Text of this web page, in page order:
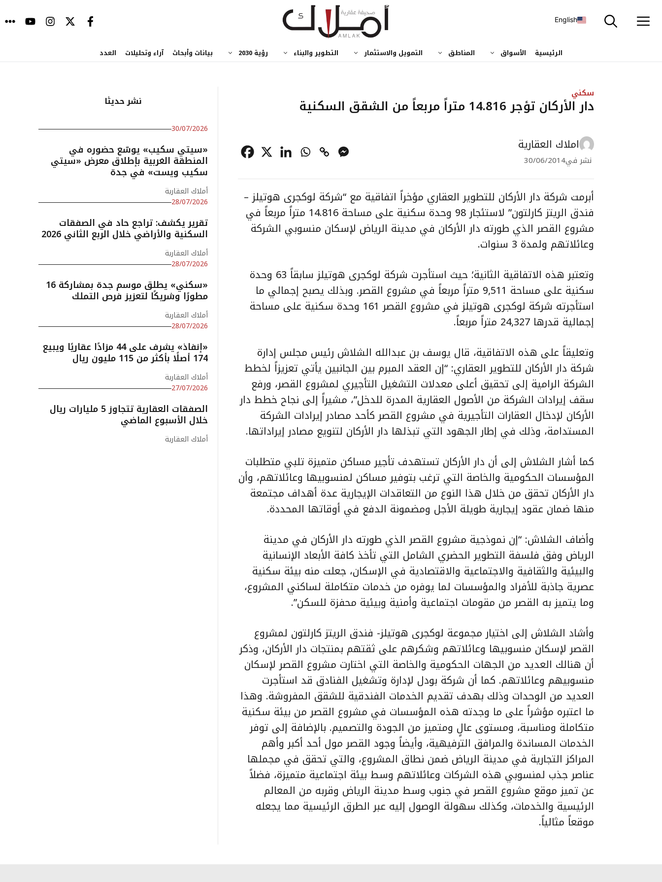
إلى
English
الرئيسية الأسواق المناطق التمويل والاستثمار التطوير والبناء رؤية 2030 بيانات وأبحاث آراء وتحليلات العدد
سكني
دار الأركان تؤجر 14.816 متراً مربعاً من الشقق السكنية
املاك العقارية
نشر في30/06/2014
أبرمت شركة دار الأركان للتطوير العقاري مؤخراً اتفاقية مع “شركة لوكجرى هوتيلز –
فندق الريتز كارلتون” لاستئجار 98 وحدة سكنية على مساحة 14.816 متراً مربعاً في
مشروع القصر الذي طورته دار الأركان في مدينة الرياض لإسكان منسوبي الشركة
وعائلاتهم ولمدة 3 سنوات.
وتعتبر هذه الاتفاقية الثانية؛ حيث استأجرت شركة لوكجرى هوتيلز سابقاً 63 وحدة
سكنية على مساحة 9,511 متراً مربعاً في مشروع القصر. وبذلك يصبح إجمالي ما
استأجرته شركة لوكجرى هوتيلز في مشروع القصر 161 وحدة سكنية على مساحة
إجمالية قدرها 24,327 متراً مربعاً.
وتعليقاً على هذه الاتفاقية، قال يوسف بن عبدالله الشلاش رئيس مجلس إدارة
شركة دار الأركان للتطوير العقاري: “إن العقد المبرم بين الجانبين يأتي تعزيزاً لخطط
الشركة الرامية إلى تحقيق أعلى معدلات التشغيل التأجيري لمشروع القصر، ورفع
سقف إيرادات الشركة من الأصول العقارية المدرة للدخل”، مشيراً إلى نجاح خطط دار
الأركان لإدخال العقارات التأجيرية في مشروع القصر كأحد مصادر إيرادات الشركة
المستدامة، وذلك في إطار الجهود التي تبذلها دار الأركان لتنويع مصادر إيراداتها.
كما أشار الشلاش إلى أن دار الأركان تستهدف تأجير مساكن متميزة تلبي متطلبات
المؤسسات الحكومية والخاصة التي ترغب بتوفير مساكن لمنسوبيها وعائلاتهم، وأن
دار الأركان تحقق من خلال هذا النوع من التعاقدات الإيجارية عدة أهداف مجتمعة
منها ضمان عقود إيجارية طويلة الأجل ومضمونة الدفع في أوقاتها المحددة.
وأضاف الشلاش: “إن نموذجية مشروع القصر الذي طورته دار الأركان في مدينة
الرياض وفق فلسفة التطوير الحضري الشامل التي تأخذ كافة الأبعاد الإنسانية
والبيئية والثقافية والاجتماعية والاقتصادية في الإسكان، جعلت منه بيئة سكنية
عصرية جاذبة للأفراد والمؤسسات لما يوفره من خدمات متكاملة لساكني المشروع،
وما يتميز به القصر من مقومات اجتماعية وأمنية وبيئية محفزة للسكن”.
وأشاد الشلاش إلى اختيار مجموعة لوكجرى هوتيلز- فندق الريتز كارلتون لمشروع
القصر لإسكان منسوبيها وعائلاتهم وشكرهم على ثقتهم بمنتجات دار الأركان، وذكر
أن هنالك العديد من الجهات الحكومية والخاصة التي اختارت مشروع القصر لإسكان
منسوبيهم وعائلاتهم. كما أن شركة بودل لإدارة وتشغيل الفنادق قد استأجرت
العديد من الوحدات وذلك بهدف تقديم الخدمات الفندقية للشقق المفروشة. وهذا
ما اعتبره مؤشراً على ما وجدته هذه المؤسسات في مشروع القصر من بيئة سكنية
متكاملة ومناسبة، ومستوى عالٍ ومتميز من الجودة والتصميم. بالإضافة إلى توفر
الخدمات المساندة والمرافق الترفيهية، وأيضاً وجود القصر مول أحد أكبر وأهم
المراكز التجارية في مدينة الرياض ضمن نطاق المشروع، والتي تحقق في مجملها
عناصر جذب لمنسوبي هذه الشركات وعائلاتهم وسط بيئة اجتماعية متميزة، فضلاً
عن تميز موقع مشروع القصر في جنوب وسط مدينة الرياض وقربه من المعالم
الرئيسية والخدمات، وكذلك سهولة الوصول إليه عبر الطرق الرئيسية مما يجعله
موقعاً مثالياً.
نشر حديثا
30/07/2026
«سيتي سكيب» يوسّع حضوره في
المنطقة الغربية بإطلاق معرض «سيتي
سكيب ويست» في جدة
أملاك العقارية
28/07/2026
تقرير يكشف: تراجع حاد في الصفقات
السكنية والأراضي خلال الربع الثاني 2026
أملاك العقارية
28/07/2026
«سكني» يطلق موسم جدة بمشاركة 16
مطورًا وشريكًا لتعزيز فرص التملك
أملاك العقارية
28/07/2026
«إنفاذ» يشرف على 44 مزادًا عقاريًا ويبيع
174 أصلًا بأكثر من 115 مليون ريال
أملاك العقارية
27/07/2026
الصفقات العقارية تتجاوز 5 مليارات ريال
خلال الأسبوع الماضي
أملاك العقارية